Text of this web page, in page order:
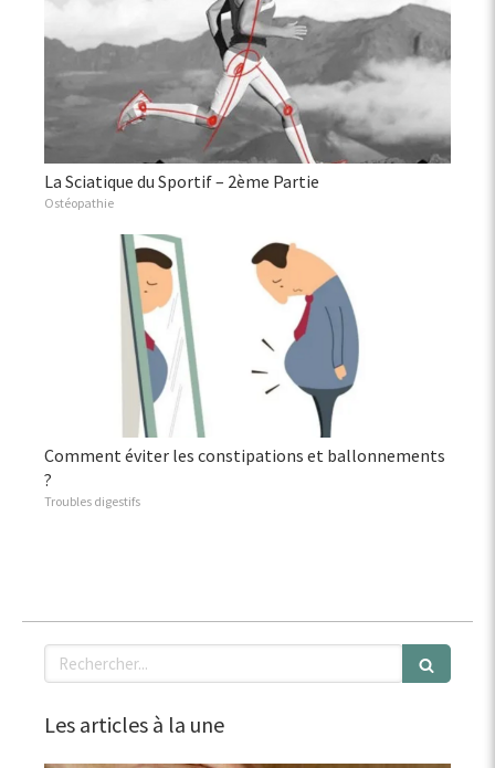
La Sciatique du Sportif – 2ème Partie
Ostéopathie
Comment éviter les constipations et ballonnements
?
Troubles digestifs
Rechercher
Les articles à la une